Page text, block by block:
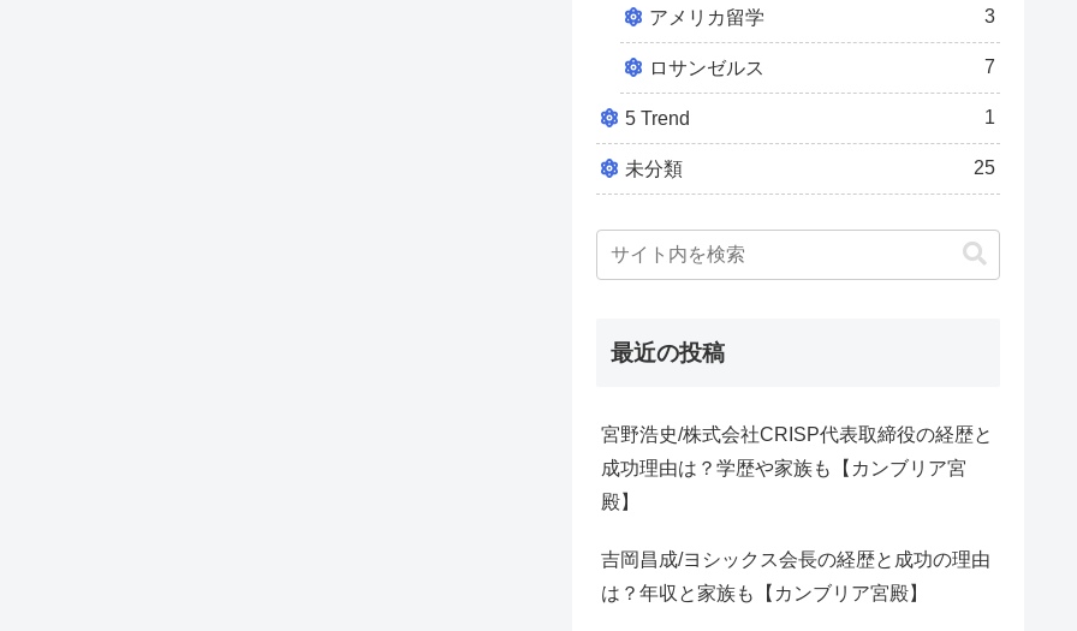
アメリカ留学 3
ロサンゼルス 7
5 Trend 1
未分類 25
最近の投稿
宮野浩史/株式会社CRISP代表取締役の経歴と
成功理由は？学歴や家族も【カンブリア宮
殿】
吉岡昌成/ヨシックス会長の経歴と成功の理由
は？年収と家族も【カンブリア宮殿】